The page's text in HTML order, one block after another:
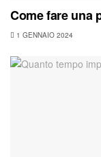
Come fare una
1 GENNAIO 2024